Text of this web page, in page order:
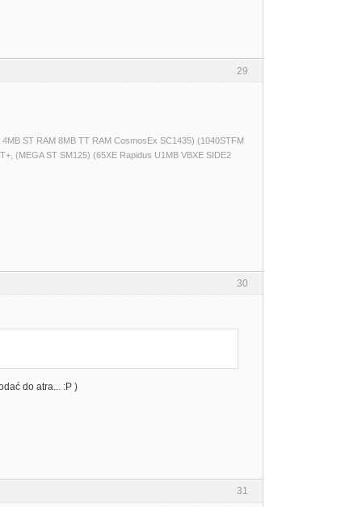
29
ST RAM 8MB TT RAM CosmosEx SC1435) (1040STFM
(MEGA ST SM125) (65XE Rapidus U1MB VBXE SIDE2
30
do atra... :P )
31